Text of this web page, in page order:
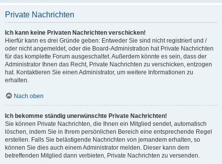
Private Nachrichten
Ich kann keine Privaten Nachrichten verschicken!
Hierfür kann es drei Gründe geben: Entweder Sie sind nicht registriert und /
oder nicht angemeldet, oder die Board-Administration hat Private Nachrichten
für das komplette Forum ausgeschaltet. Außerdem könnte es sein, dass der
Administrator Ihnen das Recht, Private Nachrichten zu verschicken, entzogen
hat. Kontaktieren Sie einen Administrator, um weitere Informationen zu
erhalten.
Nach oben
Ich bekomme ständig unerwünschte Private Nachrichten!
Sie können Private Nachrichten, die Ihnen ein Mitglied sendet, automatisch
löschen, indem Sie in Ihrem persönlichen Bereich eine entsprechende Regel
erstellen. Falls Sie belästigende Nachrichten von jemandem erhalten, so
können Sie dies auch einem Administrator melden. Dieser kann dem
betreffenden Mitglied dann verbieten, Private Nachrichten zu versenden.